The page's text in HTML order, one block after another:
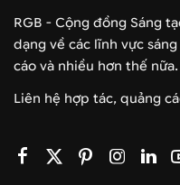
RGB - Cộng đồng Sáng
dạng về các lĩnh vực
cáo và nhiều hơn thế nữa.
Liên hệ hợp tác, quảng